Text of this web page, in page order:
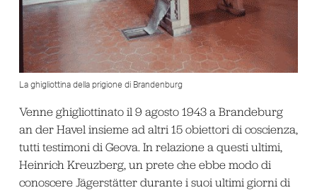
La ghigliottina della prigione di Brandenburg
Venne ghigliottinato il 9 agosto 1943 a Brandeburg
an der Havel insieme ad altri 15 obiettori di coscienza,
tutti testimoni di Geova. In relazione a questi ultimi,
Heinrich Kreuzberg, un prete che ebbe modo di
conoscere Jägerstätter durante i suoi ultimi giorni di